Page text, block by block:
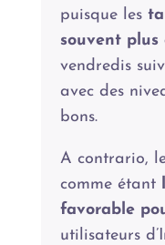
puisque les
souvent plus
vendredis
avec des
bons.
A contrario,
comme étant
favorable
utilisateurs